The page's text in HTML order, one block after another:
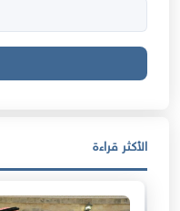
الأكثر قراءة